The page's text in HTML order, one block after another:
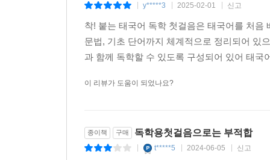
y*****3 2025-02-01 신고
착! 붙는 태국어 독학 첫걸음은 태국어를 처
문법, 기초 단어까지 체계적으로 정리되어 있
과 함께 독학할 수 있도록 구성되어 있어 태
이 리뷰가 도움이 되었나요?
종이책 구매 독학용첫걸음으로는 부적합
t*****5 2024-06-05 신고